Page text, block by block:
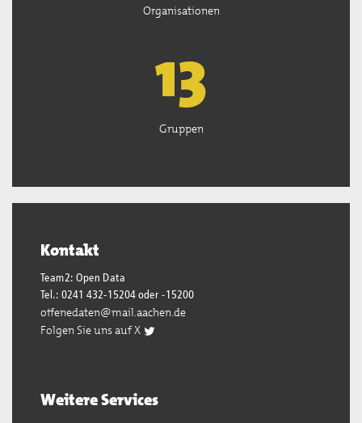
Organisationen
13
Gruppen
Kontakt
Team2: Open Data
Tel.: 0241 432-15204 oder -15200
offenedaten@mail.aachen.de
Folgen Sie uns auf X
Weitere Services